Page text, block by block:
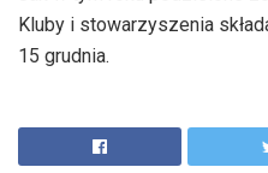
Kluby i stowarzyszenia
15 grudnia.